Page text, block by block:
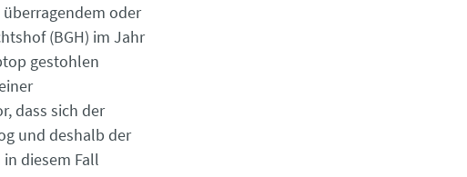
oder
(BGH) im Jahr
gestohlen
dass sich der
und deshalb der
diesem Fall